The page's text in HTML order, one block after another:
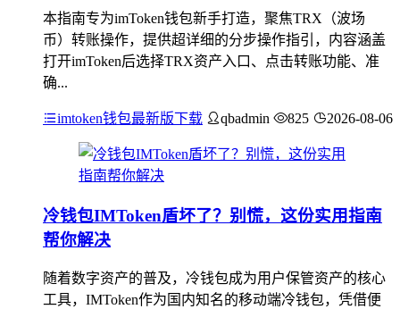
本指南专为imToken钱包新手打造，聚焦TRX（波场
币）转账操作，提供超详细的分步操作指引，内容涵盖
打开imToken后选择TRX资产入口、点击转账功能、准
确...
imtoken钱包最新版下载 qbadmin 825 2026-08-06
冷钱包IMToken盾坏了？别慌，这份实用指南
帮你解决
随着数字资产的普及，冷钱包成为用户保管资产的核心
工具，IMToken作为国内知名的移动端冷钱包，凭借便